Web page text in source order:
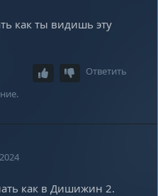
как ты видишь эту
Ответить
как в Дишижин 2.